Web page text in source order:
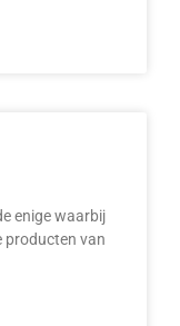
enige waarbij
producten van